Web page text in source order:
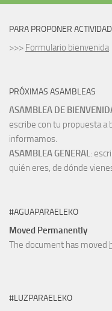
PARA PROPONER
>>> Formulario bienvenida
PRÓXIMAS ASAMBLEAS
ASAMBLEA DE
escribe con tu propuesta
informamos.
ASAMBLEA GENERAL :
quién eres, de dónde
#AGUAPARAELEKO
Moved Permanently
The document has moved
#LUZPARAELEKO